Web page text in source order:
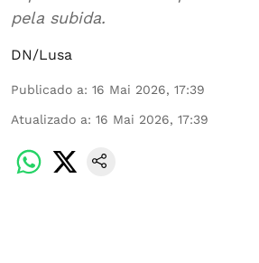
pela subida.
DN/Lusa
Publicado a: 16 Mai 2026, 17:39
Atualizado a: 16 Mai 2026, 17:39